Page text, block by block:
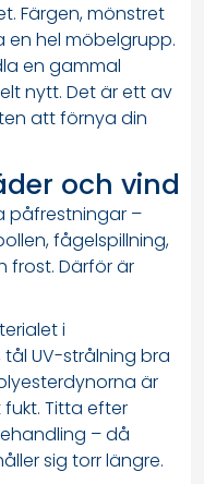
Färgen, mönstret
hel möbelgrupp.
en gammal
nytt. Det är ett av
att förnya din
och vind
påfrestningar –
fågelspillning,
frost. Därför är
i
UV-strålning bra
är
Titta efter
– då
sig torr längre.